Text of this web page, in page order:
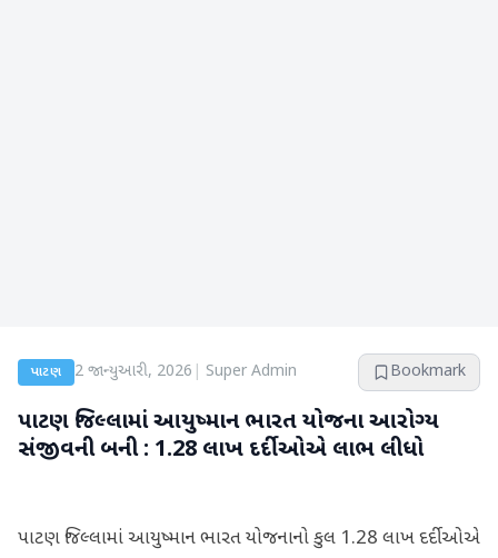
પાટણ 2 જાન્યુઆરી, 2026 Super Admin Bookmark
પાટણ જિલ્લામાં આયુષ્માન ભારત યોજના આરોગ્ય
સંજીવની બની : 1.28 લાખ દર્દીઓએ લાભ લીધો
પાટણ જિલ્લામાં આયુષ્માન ભારત યોજનાનો કુલ 1.28 લાખ દર્દીઓએ